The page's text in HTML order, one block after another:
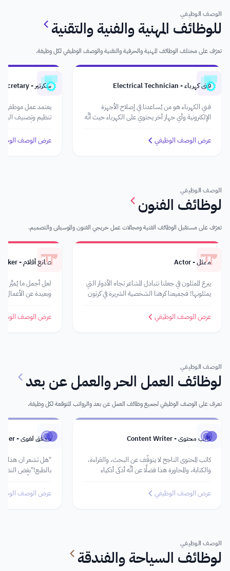
الوصف الوظيفي
للوظائف المهنية والفنية والتقنية
تعرّف على مختلف الوظائف المهنية والحرفية والتقنية والوصف الوظيفي لكل وظيفة.
فني كهرباء - Electrical Technician
فني الكهرباء هو من يُساعدنا في إصلاح الأجهزة
الإلكترونية وأي جهاز آخر يحتوي على الكهرباء حيث أنَّه
بها مثل استخدام أجهزة القياس والتشخيص
المتخصصة لتقييم أداء الأجهزة الكهربائية، والمزيد!
عرض الوصف الوظيفي
سكرتير - Secretary
يعتمد عمل موظفي
تنظيم وتصنيف
السكرتير اللبق أنَّه
عرض الوصف
الوصف الوظيفي
لوظائف الفنون
تعرّف على مستقبل الوظائف الفنية ومجالات عمل خريجي الفنون والموسيقى والتصميم.
ممثل - Actor
يبرع الممثلون في جعلنا نتبادل المشاعر تجاه الأدوار التي
يمثلونها! فجميعنا كرهنا الشخصية الشريرة في كرتون
فيلم ما!
عرض الوصف الوظيفي
صانع أفلام - Filmmaker
لعل أجمل ما يُميِّز
وبعيدة عن الأعمال
عرض الوصف
الوصف الوظيفي
لوظائف العمل الحر والعمل عن بعد
تعرف على الوصف الوظيفي لجميع وظائف العمل عن بعد والرواتب المتوقعة لكل وظيفة.
كاتب محتوى - Content Writer
كاتب المحتوى الناجح لا يتوقَّف عن البحث، والقراءة،
والكتابة، والمحاورة هذا فضلًا عن أنَّه أذكى أذكياء
عرض الوصف الوظيفي
مدقق لغوي - Proofreader
"هل تشعر ان هذا
بالطبع!"بغض
والآن، "هل تشعر
عرض الوصف
الوصف الوظيفي
لوظائف السياحة والفندقة